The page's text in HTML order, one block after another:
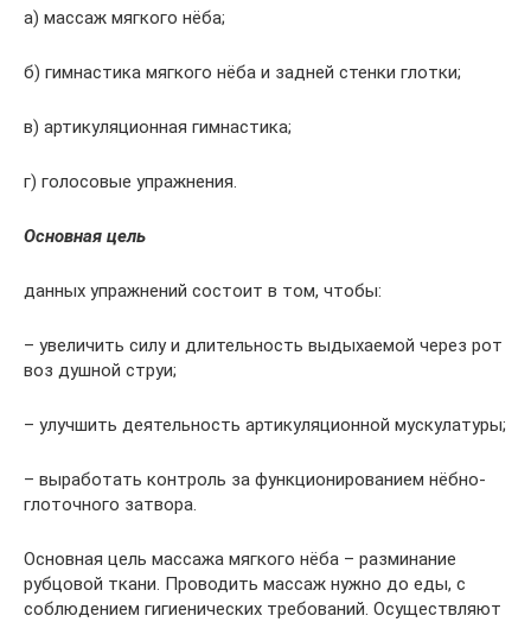
а) массаж мягкого нёба;
б) гимнастика мягкого нёба и задней стенки глотки;
в) артикуляционная гимнастика;
г) голосовые упражнения.
Основная цель
данных упражнений состоит в том, чтобы:
– увеличить силу и длительность выдыхаемой через рот
воз душной струи;
– улучшить деятельность артикуляционной мускулатуры;
– выработать контроль за функционированием нёбно-
глоточного затвора.
Основная цель массажа мягкого нёба – разминание
рубцовой ткани. Проводить массаж нужно до еды, с
соблюдением гигиенических требований. Осуществляют